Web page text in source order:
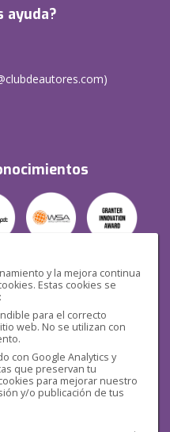
y la mejora continua
Estas cookies se
para el correcto
web. No se utilizan con
con Google Analytics y
que preservan tu
para mejorar nuestro
y/o publicación de tus
.
ayuda?
)